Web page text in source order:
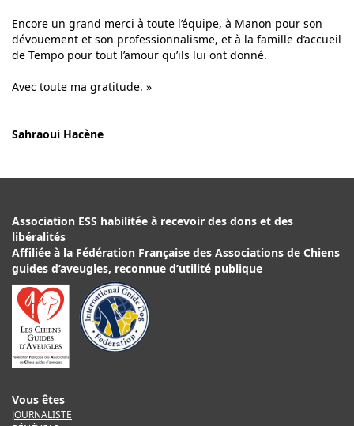
Encore un grand merci à toute l’équipe, à Manon pour son
dévouement et son professionnalisme, et à la famille d’accueil
de Tempo pour tout l’amour qu’ils lui ont donné.
Avec toute ma gratitude. »
Sahraoui Hacène
Association ESS habilitée à recevoir des dons et des
libéralités
Affiliée à la Fédération Française des Associations de Chiens
guides d’aveugles, reconnue d’utilité publique
Vous êtes
JOURNALISTE